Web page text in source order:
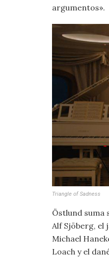
argumentos».
Triangle of Sadness
Östlund suma
Alf Sjöberg, el
Michael
Loach y el